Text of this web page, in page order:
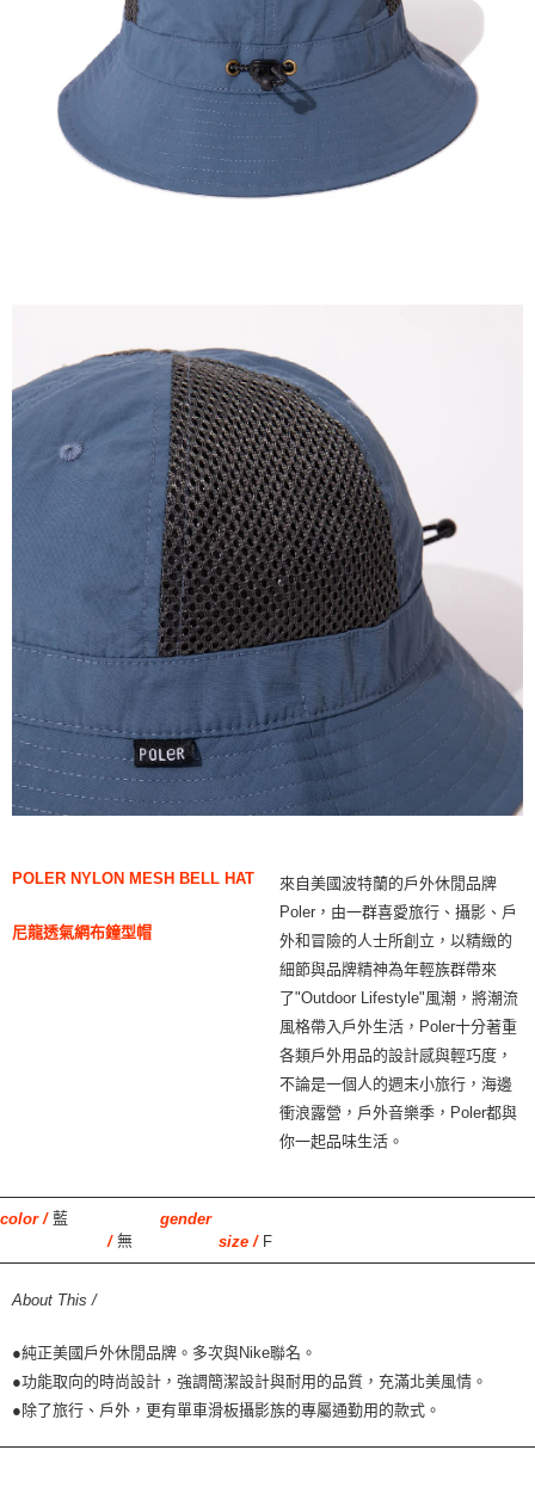
POLER NYLON MESH BELL HAT
尼龍透氣網布鐘型帽
來自美國波特蘭的戶外休閒品牌
Poler，由一群喜愛旅行、攝影、戶
外和冒險的人士所創立，以精緻的
細節與品牌精神為年輕族群帶來
了"Outdoor Lifestyle"風潮，將潮流
風格帶入戶外生活，Poler十分著重
各類戶外用品的設計感與輕巧度，
不論是一個人的週末小旅行，海邊
衝浪露營，戶外音樂季，Poler都與
你一起品味生活。
color / 藍
gender
/ 無 size / F
About This /
●純正美國戶外休閒品牌。多次與Nike聯名。
●功能取向的時尚設計，強調簡潔設計與耐用的品質，充滿北美風情。
●除了旅行、戶外，更有單車滑板攝影族的專屬通勤用的款式。